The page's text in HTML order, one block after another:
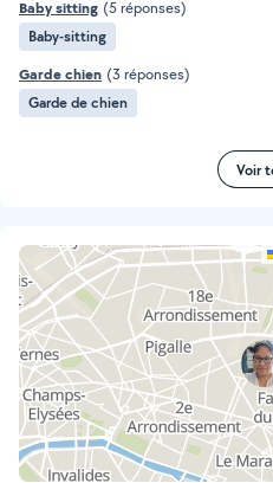
Baby sitting (5 réponses)
Baby-sitting
Garde chien (3 réponses)
Garde de chien
Voir